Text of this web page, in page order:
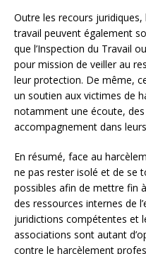
Outre les recours
travail peuvent également
que l’Inspection du Travail
pour mission de veiller au
leur protection. De même,
un soutien aux victimes de
notamment une écoute,
accompagnement dans
En résumé, face au
ne pas rester isolé et de se
possibles afin de mettre fin
des ressources internes de
juridictions compétentes et
associations sont autant
contre le harcèlement